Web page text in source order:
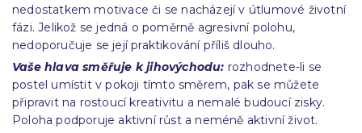
nedostatkem motivace či se nacházejí v útlumové životní
fázi. Jelikož se jedná o poměrně agresivní polohu,
nedoporučuje se její praktikování příliš dlouho.
Vaše hlava směřuje k jihovýchodu: rozhodnete-li se
postel umístit v pokoji tímto směrem, pak se můžete
připravit na rostoucí kreativitu a nemalé budoucí zisky.
Poloha podporuje aktivní růst a neméně aktivní život.